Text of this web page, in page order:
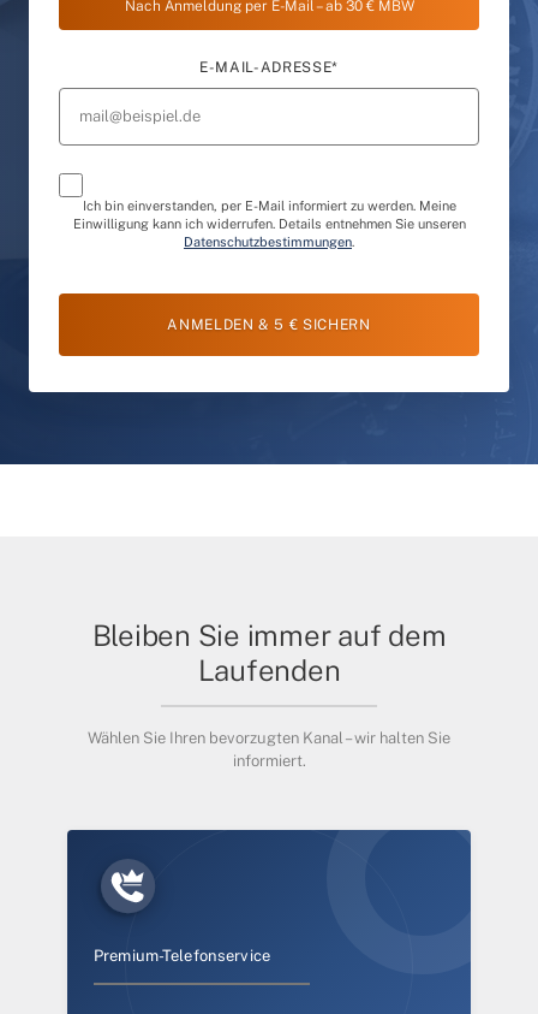
Nach Anmeldung per E-Mail – ab 30 € MBW
E-MAIL-ADRESSE*
Ich bin einverstanden, per E-Mail informiert zu werden. Meine
Einwilligung kann ich widerrufen. Details entnehmen Sie unseren
Datenschutzbestimmungen.
ANMELDEN & 5 € SICHERN
Bleiben Sie immer auf dem
Laufenden
Wählen Sie Ihren bevorzugten Kanal – wir halten Sie
informiert.
Premium-Telefonservice